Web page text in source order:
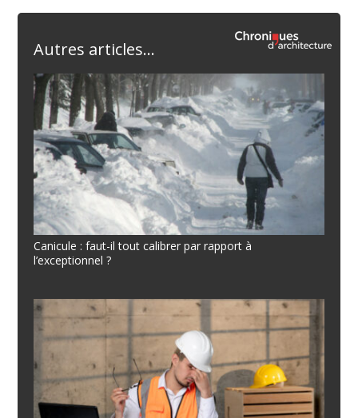
Autres articles...
Canicule : faut-il tout calibrer par rapport à
l’exceptionnel ?